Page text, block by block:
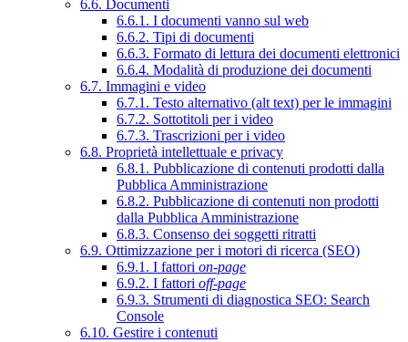
6.6. Documenti
6.6.1. I documenti vanno sul web
6.6.2. Tipi di documenti
6.6.3. Formato di lettura dei documenti elettronici
6.6.4. Modalità di produzione dei documenti
6.7. Immagini e video
6.7.1. Testo alternativo (alt text) per le immagini
6.7.2. Sottotitoli per i video
6.7.3. Trascrizioni per i video
6.8. Proprietà intellettuale e privacy
6.8.1. Pubblicazione di contenuti prodotti dalla
Pubblica Amministrazione
6.8.2. Pubblicazione di contenuti non prodotti
dalla Pubblica Amministrazione
6.8.3. Consenso dei soggetti ritratti
6.9. Ottimizzazione per i motori di ricerca (SEO)
6.9.1. I fattori on-page
6.9.2. I fattori off-page
6.9.3. Strumenti di diagnostica SEO: Search
Console
6.10. Gestire i contenuti